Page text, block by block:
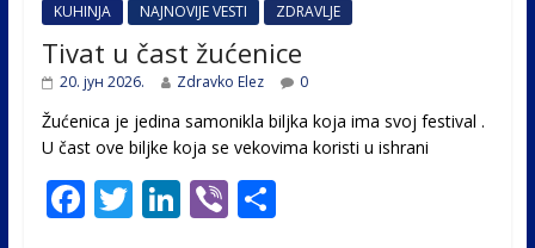
KUHINJA NAJNOVIJE VESTI ZDRAVLJE
Tivat u čast žućenice
20. јун 2026. Zdravko Elez 0
Žućenica je jedina samonikla biljka koja ima svoj festival .
U čast ovе biljke koja se vekovima koristi u ishrani
F T Li Vi S